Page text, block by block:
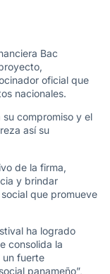
Bac
oficial que
nacionales.
su compromiso y el
así su
de la firma,
y brindar
que promueve
ha logrado
consolida la
un fuerte
panameño”,